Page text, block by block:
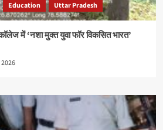
Education Uttar Pradesh
में ‘नशा मुक्त युवा फॉर विकसित भारत’